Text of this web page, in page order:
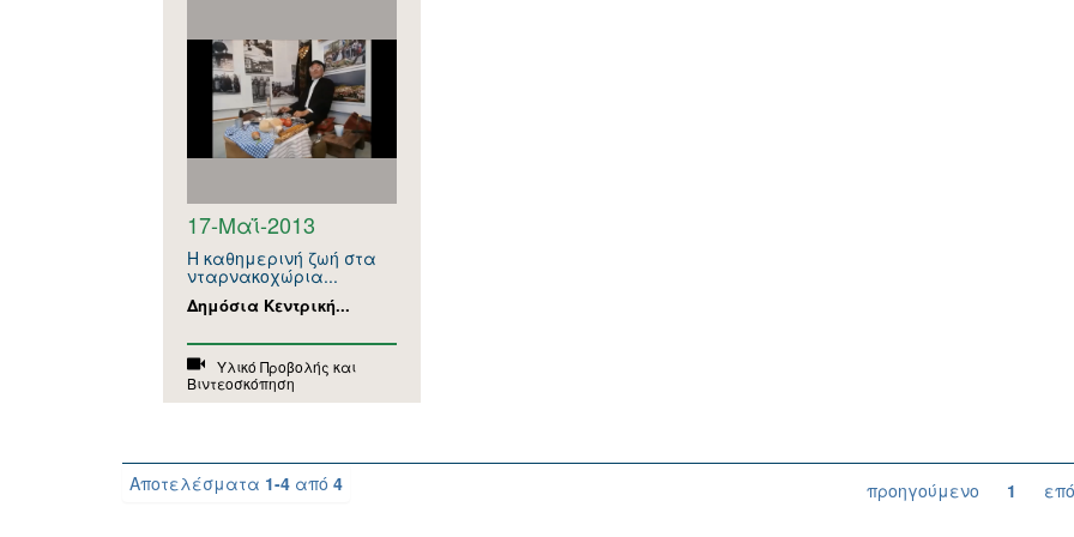
17-Μαΐ-2013
Η καθημερινή ζωή στα
νταρνακοχώρια...
Δημόσια Κεντρική...
Υλικό Προβολής και
Βιντεοσκόπηση
Αποτελέσματα 1-4 από 4 προηγούμενο 1